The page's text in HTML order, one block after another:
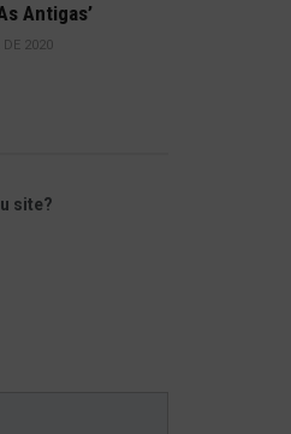
Antigas’
DE 2020
site?